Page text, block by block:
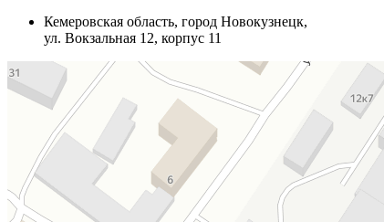
Кемеровская область, город Новокузнецк,
ул. Вокзальная 12, корпус 11